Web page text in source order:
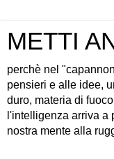
METTI
perchè nel
pensieri e alle idee,
duro, materia di
l'intelligenza arriva a
nostra mente alla